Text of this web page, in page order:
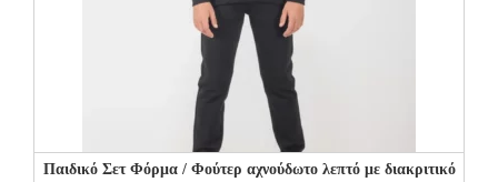
Παιδικό Σετ Φόρμα / Φούτερ αχνούδωτο λεπτό με διακριτικό